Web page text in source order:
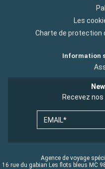
Les
Charte de protection
Information
Recevez
EMAIL*
Agence de voyage
16 rue du gabian Les flots bleus MC